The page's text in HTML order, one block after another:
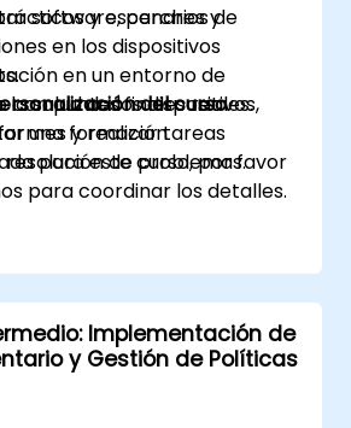
software, parches y
en los dispositivos
salud de los dispositivos,
y realizar tareas
resolución de problemas.
y escenarios de
en un entorno de
con puntos finales reales.
del curso
una formación
para este curso, por favor
para coordinar los detalles.
Implementación de
y Gestión de Políticas